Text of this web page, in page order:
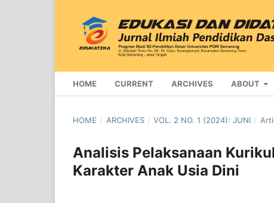
HOME CURRENT ARCHIVES ABOUT
HOME / ARCHIVES / VOL. 2 NO. 1 (2024): JUNI /
Analisis Pelaksanaan
Karakter Anak Usia Dini